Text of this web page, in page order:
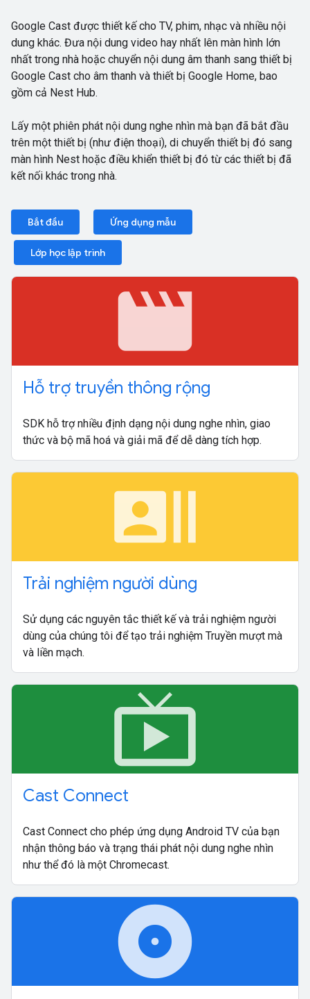
Google Cast được thiết kế cho TV, phim, nhạc và nhiều nội
dung khác. Đưa nội dung video hay nhất lên màn hình lớn
nhất trong nhà hoặc chuyển nội dung âm thanh sang thiết bị
Google Cast cho âm thanh và thiết bị Google Home, bao
gồm cả Nest Hub.
Lấy một phiên phát nội dung nghe nhìn mà bạn đã bắt đầu
trên một thiết bị (như điện thoại), di chuyển thiết bị đó sang
màn hình Nest hoặc điều khiển thiết bị đó từ các thiết bị đã
kết nối khác trong nhà.
Bắt đầu Ứng dụng mẫu
Lớp học lập trình
movie
Hỗ trợ truyền thông rộng
SDK hỗ trợ nhiều định dạng nội dung nghe nhìn, giao
thức và bộ mã hoá và giải mã để dễ dàng tích hợp.
recent_actors
Trải nghiệm người dùng
Sử dụng các nguyên tắc thiết kế và trải nghiệm người
dùng của chúng tôi để tạo trải nghiệm Truyền mượt mà
và liền mạch.
live_tv
Cast Connect
Cast Connect cho phép ứng dụng Android TV của bạn
nhận thông báo và trạng thái phát nội dung nghe nhìn
như thể đó là một Chromecast.
album